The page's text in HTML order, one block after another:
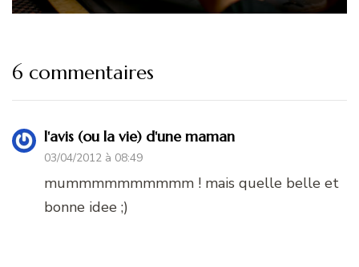
6 commentaires
l'avis (ou la vie) d'une maman
03/04/2012 à 08:49
mummmmmmmmmm ! mais quelle belle et
bonne idee ;)